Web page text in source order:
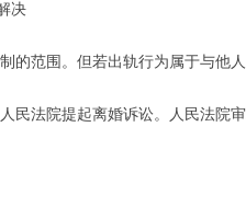
决
范围。但若出轨行为属于与他
法院提起离婚诉讼。人民法院